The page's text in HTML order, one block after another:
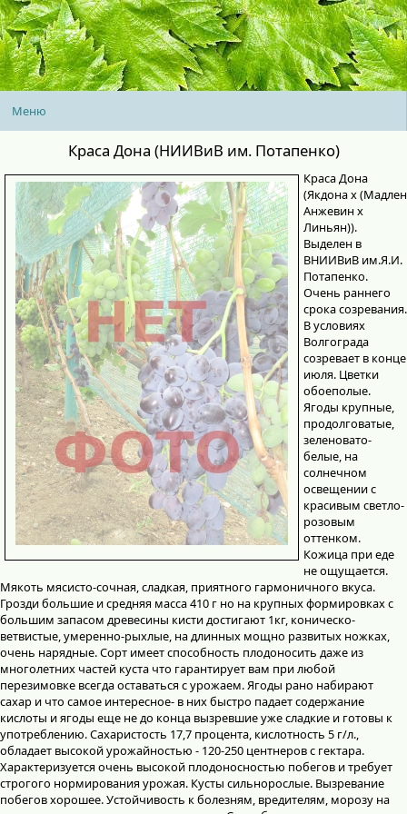
Меню
Краса Дона (НИИВиВ им. Потапенко)
Краса Дона
(Якдона x (Мадлен
Анжевин x
Линьян)).
Выделен в
ВНИИВиВ им.Я.И.
Потапенко.
Очень раннего
срока созревания.
В условиях
Волгограда
созревает в конце
июля. Цветки
обоеполые.
Ягоды крупные,
продолговатые,
зеленовато-
белые, на
солнечном
освещении с
красивым светло-
розовым
оттенком.
Кожица при еде
не ощущается.
Мякоть мясисто-сочная, сладкая, приятного гармоничного вкуса.
Грозди большие и средняя масса 410 г но на крупных формировках с
большим запасом древесины кисти достигают 1кг, коническо-
ветвистые, умеренно-рыхлые, на длинных мощно развитых ножках,
очень нарядные. Сорт имеет способность плодоносить даже из
многолетних частей куста что гарантирует вам при любой
перезимовке всегда оставаться с урожаем. Ягоды рано набирают
сахар и что самое интересное- в них быстро падает содержание
кислоты и ягоды еще не до конца вызревшие уже сладкие и готовы к
употреблению. Сахаристость 17,7 процента, кислотность 5 г/л.,
обладает высокой урожайностью - 120-250 центнеров с гектара.
Характеризуется очень высокой плодоносностью побегов и требует
строгого нормирования урожая. Кусты сильнорослые. Вызревание
побегов хорошее. Устойчивость к болезням, вредителям, морозу на